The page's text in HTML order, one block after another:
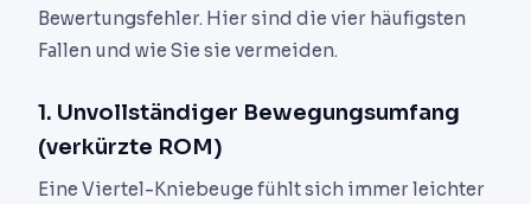
Bewertungsfehler. Hier sind die vier häufigsten
Fallen und wie Sie sie vermeiden.
1. Unvollständiger Bewegungsumfang
(verkürzte ROM)
Eine Viertel-Kniebeuge fühlt sich immer leichter